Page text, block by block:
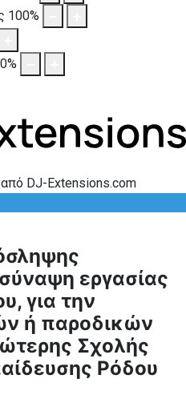
100%
%
από DJ-Extensions.com
εργασίας
για την
ή παροδικών
Σχολής
Ρόδου